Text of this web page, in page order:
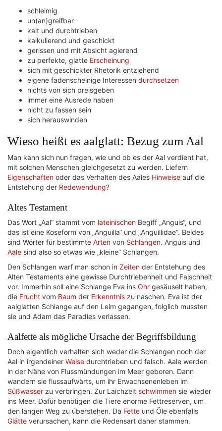
schleimig
un(an)greifbar
kalt und durchtrieben
kalkulierend und geschickt
gerissen und mit Absicht agierend
zu perfekte, glatte Erscheinung
sich mit geschickter Rhetorik entziehend
eigene fadenscheinige Interessen durchsetzen
nichts von sich preisgeben
immer eine Ausrede haben
nicht zu fassen sein
sich herauswinden
Wieso heißt es aalglatt: Bezug zum Aal
Man kann sich nun fragen, wie und ob es der Aal verdient hat,
mit solchen Menschen gleichgesetzt zu werden. Liefern
Eigenschaften oder das Verhalten des Aales Hinweise auf die
Entstehung der Redewendung?
Altes Testament
Das Wort „Aal“ stammt vom lateinischen Begiff „Anguis“, und
das ist eine Koseform von „Anguilla“ und „Anguillidae“. Beides
sind Wörter für bestimmte Arten von Schlangen. Anguis und
Aale sind also so etwas wie „kleine“ Schlangen.
Den Schlangen warf man schon in Zeiten der Entstehung des
Alten Testaments eine gewisse Durchtriebenheit und Falschheit
vor. Immerhin soll eine Schlange Eva ins Ohr gesäuselt haben,
die Frucht vom Baum der Erkenntnis zu naschen. Eva ist der
aalglatten Schlange auf den Leim gegangen, folglich mussten
sie und Adam das Paradies verlassen.
Aalfette als mögliche Ursache der Begriffsbildung
Doch eigentlich verhalten sich weder die Schlangen noch der
Aal in irgendeiner Weise durchtrieben und falsch. Aale werden
in der Nähe von Flussmündungen im Meer geboren. Dann
wandern sie flussaufwärts, um ihr Erwachsenenleben im
Süßwasser zu verbringen. Zur Laichzeit schwimmen sie wieder
ins Meer. Dafür benötigen die Tiere enorme Fettreserven, um
den langen Weg zu überstehen. Da Fette und Öle ebenfalls
Glätte verursachen, kann die Redensart daher stammen.